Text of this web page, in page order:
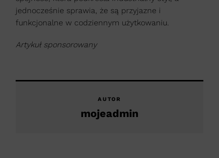
jednocześnie sprawia, że są przyjazne i
funkcjonalne w codziennym użytkowaniu.
Artykuł sponsorowany
AUTOR
mojeadmin